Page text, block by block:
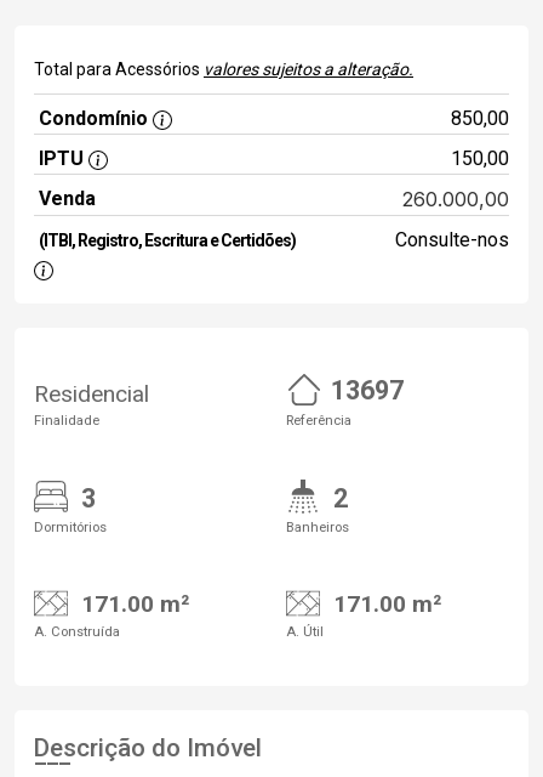
Total para Acessórios valores sujeitos a alteração.
Condomínio
850,00
IPTU
150,00
Venda
260.000,00
(ITBI, Registro, Escritura e Certidões) Consulte-nos
Residencial
Finalidade
13697
Referência
3
Dormitórios
2
Banheiros
171.00 m²
A. Construída
171.00 m²
A. Útil
Descrição do Imóvel